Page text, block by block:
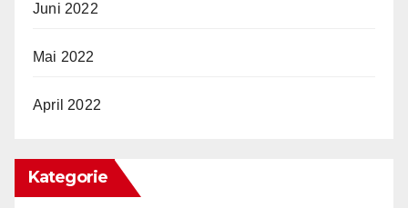
Juni 2022
Mai 2022
April 2022
Kategorie